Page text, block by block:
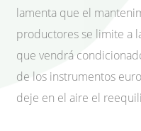
lamenta que el
productores se limite a
que vendrá
de los instrumentos
deje en el aire el